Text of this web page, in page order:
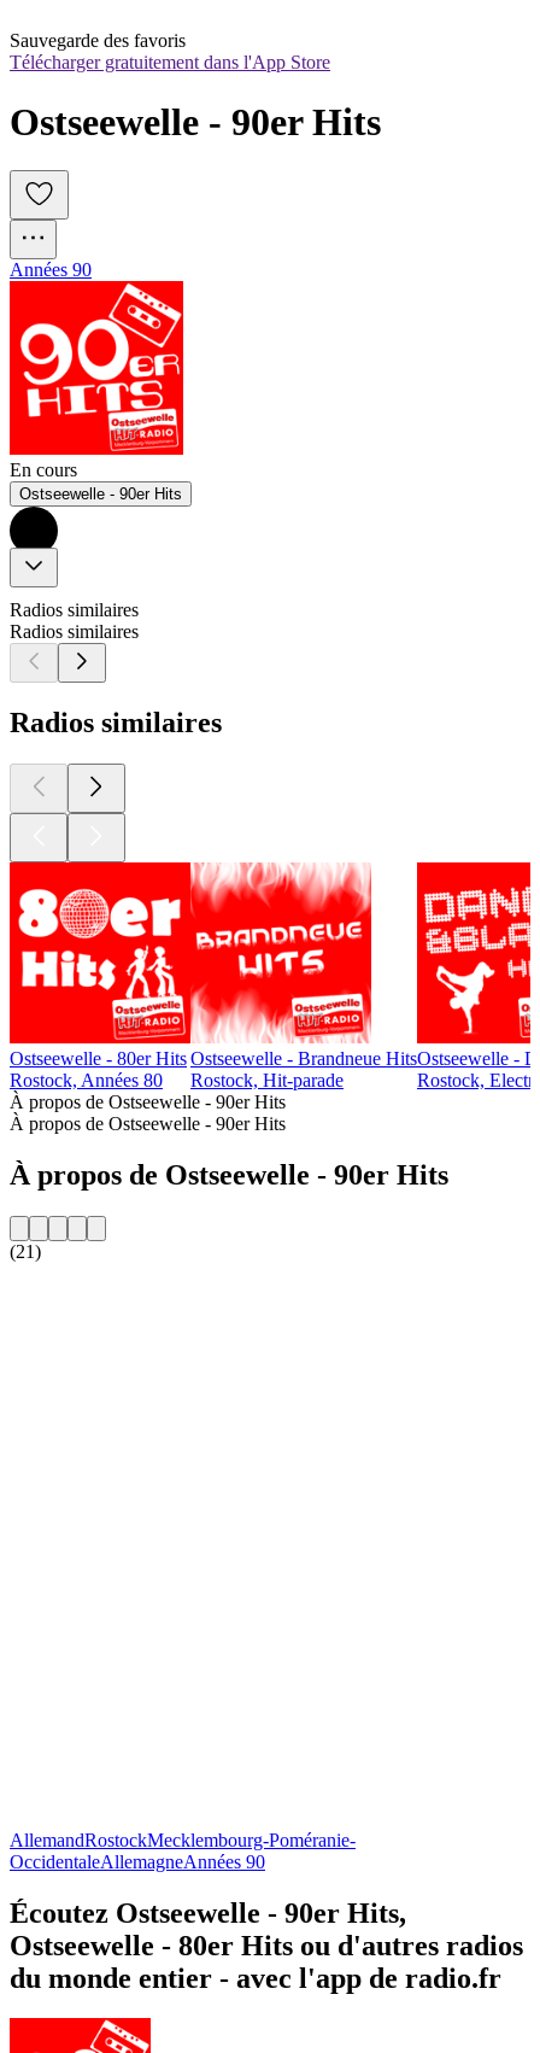
Sauvegarde des favoris
Télécharger gratuitement dans l'App Store
Ostseewelle - 90er Hits
Années 90
En cours
Ostseewelle - 90er Hits
Radios similaires
Radios similaires
Radios similaires
Ostseewelle - 80er Hits
Rostock, Années 80
Ostseewelle - Brandneue Hits
Rostock, Hit-parade
Ostseewelle -
Rostock,
À propos de Ostseewelle - 90er Hits
À propos de Ostseewelle - 90er Hits
À propos de Ostseewelle - 90er Hits
(21)
AllemandRostockMecklembourg-Poméranie-
OccidentaleAllemagneAnnées 90
Écoutez Ostseewelle - 90er Hits,
Ostseewelle - 80er Hits ou d'autres radios
du monde entier - avec l'app de radio.fr